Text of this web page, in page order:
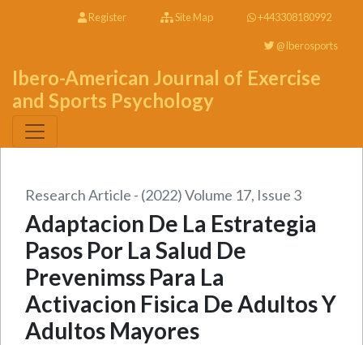
Register Site Map +443308180992
@Iberosports
Ibero-American Journal of Exercise
and Sports Psychology
Research Article - (2022) Volume 17, Issue 3
Adaptacion De La Estrategia
Pasos Por La Salud De
Prevenimss Para La
Activacion Fisica De Adultos Y
Adultos Mayores